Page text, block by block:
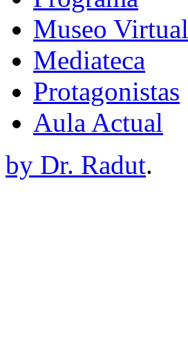
Museo Virtual
Mediateca
Protagonistas
Aula Actual
by Dr. Radut.